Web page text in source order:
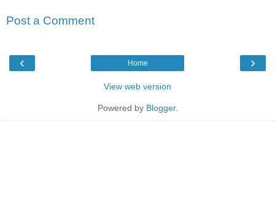
Post a Comment
‹ ›
Home
View web version
Powered by Blogger.